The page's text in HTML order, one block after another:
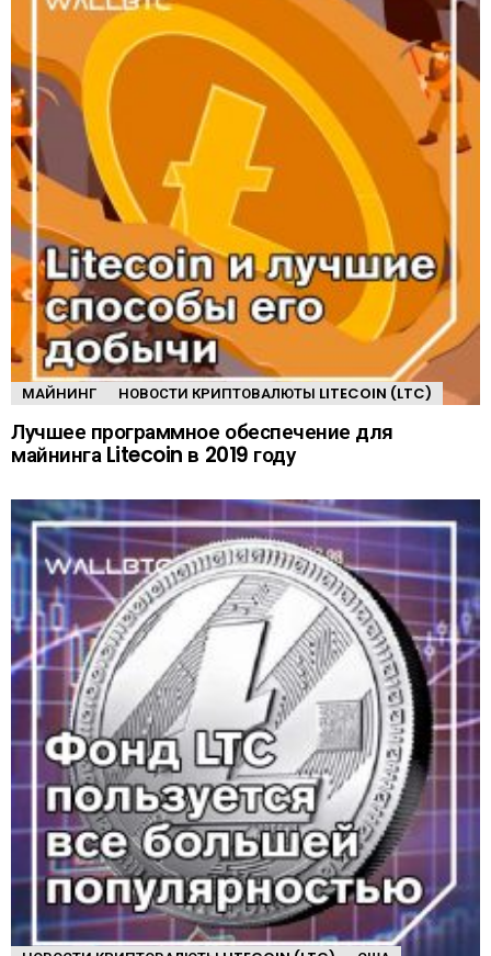
МАЙНИНГ НОВОСТИ КРИПТОВАЛЮТЫ LITECOIN (LTC)
Лучшее программное обеспечение для
майнинга Litecoin в 2019 году